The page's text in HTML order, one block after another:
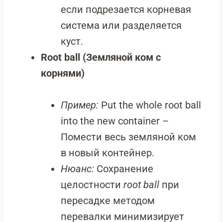
если подрезается корневая
система или разделяется
куст.
Root ball (Земляной ком с
корнями)
Пример: Put the whole root ball
into the new container –
Помести весь земляной ком
в новый контейнер.
Нюанс: Сохранение
целостности root ball при
пересадке методом
перевалки минимизирует